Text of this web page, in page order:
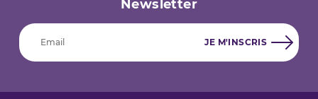
Newsletter